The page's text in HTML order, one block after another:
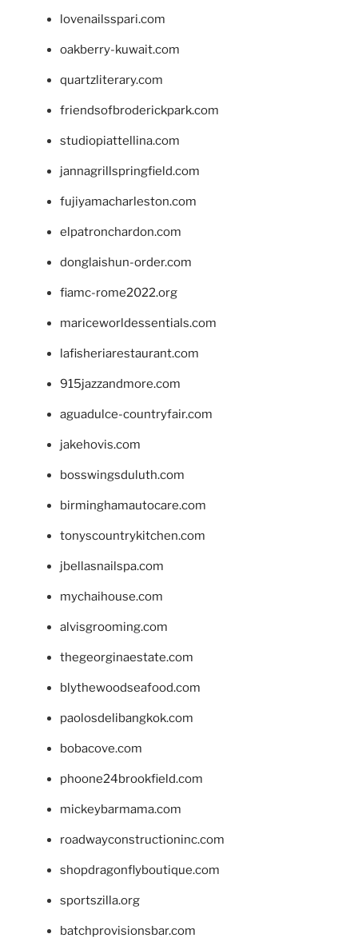
lovenailsspari.com
oakberry-kuwait.com
quartzliterary.com
friendsofbroderickpark.com
studiopiattellina.com
jannagrillspringfield.com
fujiyamacharleston.com
elpatronchardon.com
donglaishun-order.com
fiamc-rome2022.org
mariceworldessentials.com
lafisheriarestaurant.com
915jazzandmore.com
aguadulce-countryfair.com
jakehovis.com
bosswingsduluth.com
birminghamautocare.com
tonyscountrykitchen.com
jbellasnailspa.com
mychaihouse.com
alvisgrooming.com
thegeorginaestate.com
blythewoodseafood.com
paolosdelibangkok.com
bobacove.com
phoone24brookfield.com
mickeybarmama.com
roadwayconstructioninc.com
shopdragonflyboutique.com
sportszilla.org
batchprovisionsbar.com